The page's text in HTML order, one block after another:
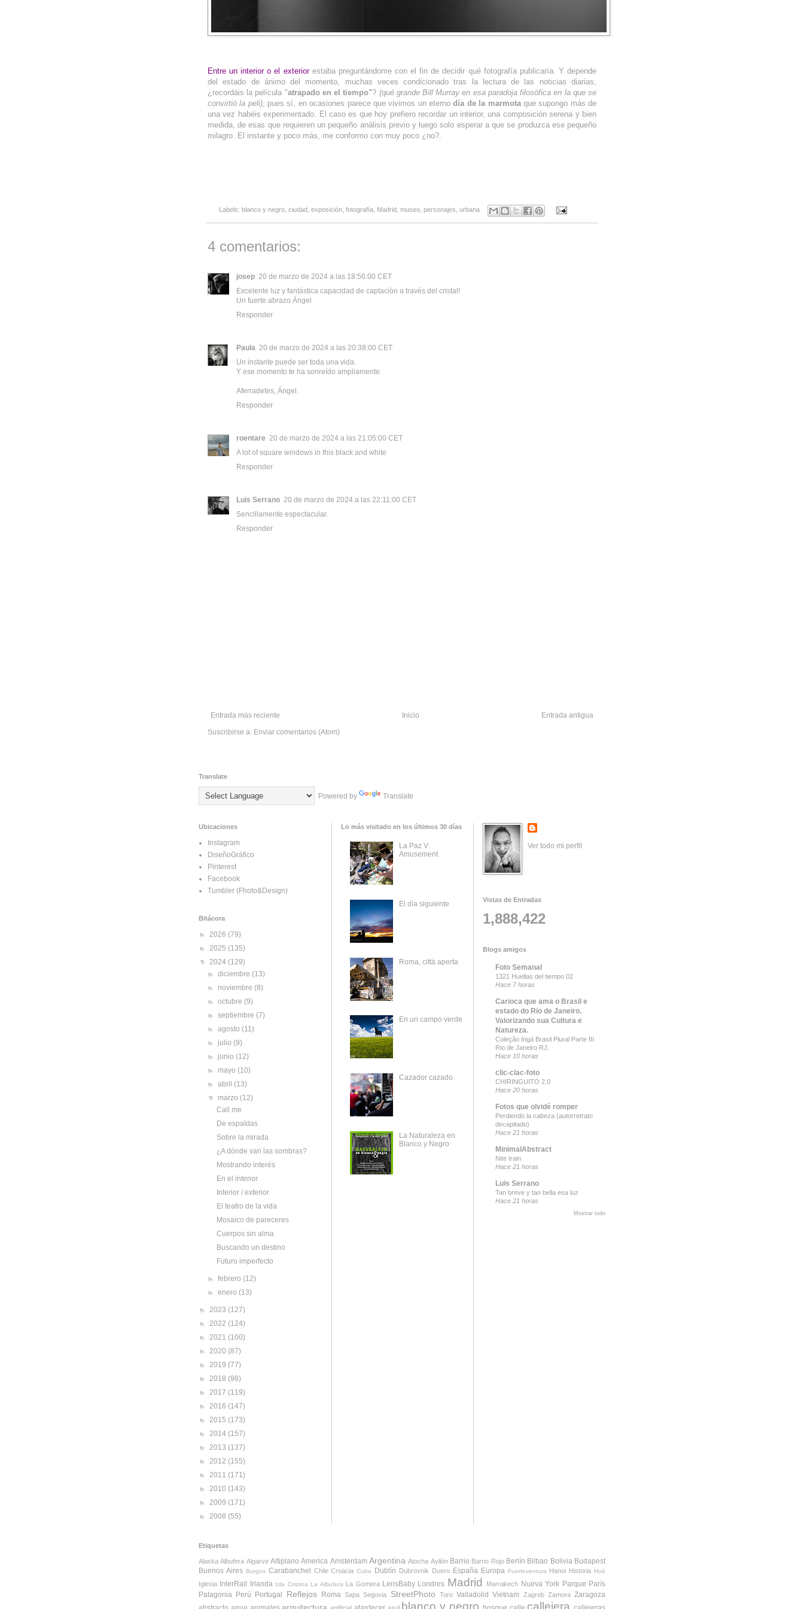
Entre un interior o el exterior estaba preguntándome con el fin de decidir qué fotografía publicaría. Y depende
del estado de ánimo del momento, muchas veces condicionado tras la lectura de las noticias diarias,
¿recordáis la película "atrapado en el tiempo"? (qué grande Bill Murray en esa paradoja filosófica en la que se
convirtió la peli), pues sí, en ocasiones parece que vivimos un eterno día de la marmotaque supongo más de
una vez habéis experimentado. El caso es que hoy prefiero recordar un interior, una composición serena y bien
medida, de esas que requieren un pequeño análisis previo y luego solo esperar a que se produzca ese pequeño
milagro. El instante y poco más, me conformo con muy poco ¿no?.
Labels: blanco y negro, ciudad exposición, fotografía, Madrid museo, personajes urbana
4 comentarios:
josep 20 de marzo de 2024 a las 18:56:00 CET
Excelente luz y fantástica capacidad de captación a través del cristal!
Un fuerte abrazo Ángel
Responder
Paula 20 de marzo de 2024 a las 20:38:00 CET
Un instante puede ser toda una vida.
Y ese momento te ha sonreído ampliamente.
Aferradetes, Ángel.
Responder
roentare 20 de marzo de 2024 a las 21:05:00 CET
A lot of square windows in this black and white
Responder
Luis Serrano 20 de marzo de 2024 a las 22:11:00 CET
Sencillamente espectacular.
Responder
Entrada más reciente Entrada antigua
Inicio
Suscribirse a: Enviar comentarios (Atom)
Translate
Powered by Translate
Ubicaciones
Instagram
DiseñoGráfico
Pinterest
Facebook
Tumbler (Fhoto&Design)
Bitácora
► 2026 (79)
► 2025 (135)
▼ 2024 (129)
►diciembre(13)
► noviembre(8)
►octubre(9)
►septiembre(7)
►agosto(11)
► julio(9)
► junio(12)
► mayo(10)
►abril(13)
▼ marzo(12)
Call me
De espaldas
Sobre la mirada
¿A dónde van las sombras?
Mostrando interés
En el interior
Interior / exterior
El teatro de la vida
Mosaico de pareceres
Cuerpos sin alma
Buscando un destino
Futuro imperfecto
►febrero(12)
►enero(13)
► 2023 (127)
► 2022 (124)
► 2021 (100)
► 2020 (87)
► 2019 (77)
► 2018 (98)
► 2017 (119)
► 2016 (147)
► 2015 (173)
► 2014 (157)
► 2013 (137)
► 2012 (155)
► 2011 (171)
► 2010 (143)
► 2009 (171)
► 2008 (55)
Lo más visitado en los últimos 30 días
La Paz V:
Amusement
El día siguiente
Roma, città aperta
En un campo verde
Cazador cazado
La Naturaleza en
Blanco y Negro
Ver todo mi perfil
Vistas de Entradas
1,888,422
Blogs amigos
Foto Semanal
1321 Huellas del tiempo 02
Hace 7 horas
Carioca que ama o Brasil e
estado do Rio de Janeiro.
Valorizando sua Cultura e
Natureza.
Coleção Ingá Brasil Plural Parte III.
Rio de Janeiro RJ.
Hace 10 horas
clic-clac-foto
CHIRINGUITO 2.0
Hace 20 horas
Fotos que olvidé romper
Perdiendo la cabeza (autorretrato
decapitado)
Hace 21 horas
MinimalAbstract
Nite train
Hace 21 horas
Luis Serrano
Tan breve y tan bella esa luz
Hace 21 horas
Mostrar todo
Etiquetas
Alaska Albufera Algarve Altiplano America Amsterdam Argentina Atocha Ayllón Barrio Barrio Rojo Berlín Bilbao Bolivia Budapest
Buenos Aires Burgos Carabanchel Chile Croacia Cuba Dublín Dubrovnik Duero España Europa Fuerteventura Hanoi Historia Hué
Iglesia InterRail Irlanda Isla Cristina La Albufera La Gomera LensBaby Londres Madrid Marrakech Nueva York Parque París
Patagonia Perú Portugal Reflejos Roma Sapa Segovia StreetPhoto Toro Valladolid Vietnam Zagreb Zamora Zaragoza
arquitectura blanco y negro callejera